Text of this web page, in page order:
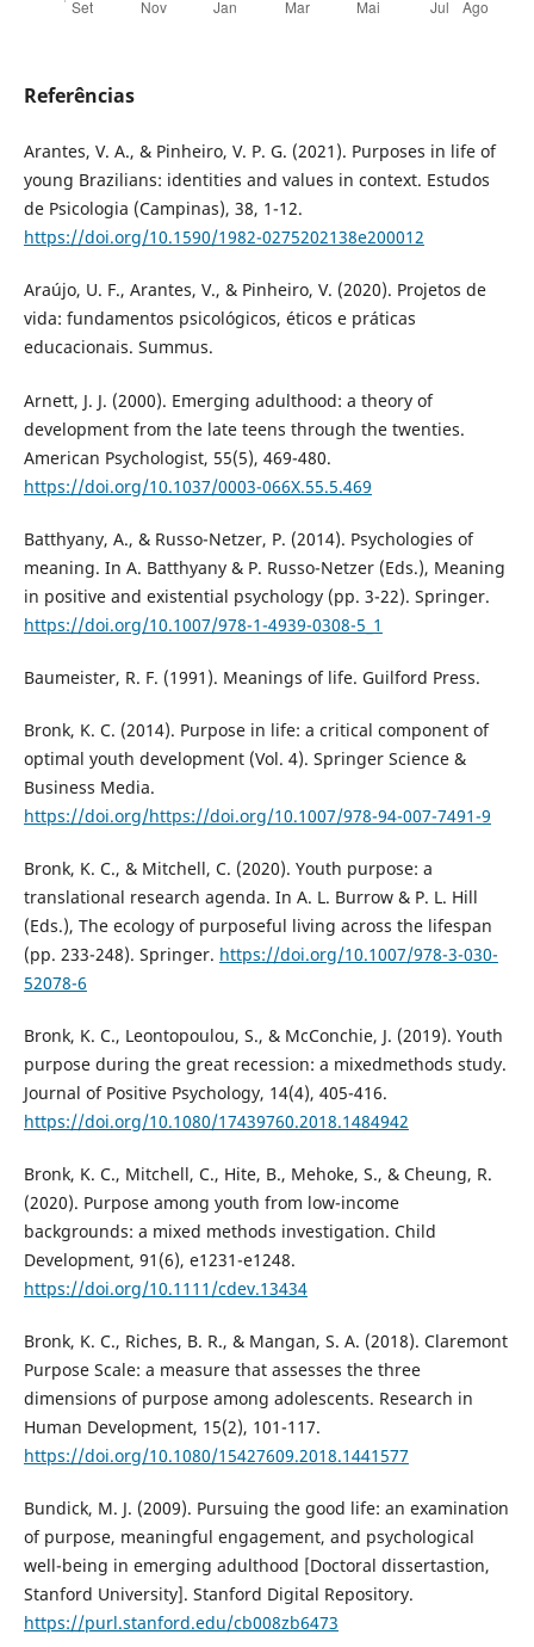
Referências
Arantes, V. A., & Pinheiro, V. P. G. (2021). Purposes in life of
young Brazilians: identities and values in context. Estudos
de Psicologia (Campinas), 38, 1-12.
https://doi.org/10.1590/1982-0275202138e200012
Araújo, U. F., Arantes, V., & Pinheiro, V. (2020). Projetos de
vida: fundamentos psicológicos, éticos e práticas
educacionais. Summus.
Arnett, J. J. (2000). Emerging adulthood: a theory of
development from the late teens through the twenties.
American Psychologist, 55(5), 469-480.
https://doi.org/10.1037/0003-066X.55.5.469
Batthyany, A., & Russo-Netzer, P. (2014). Psychologies of
meaning. In A. Batthyany & P. Russo-Netzer (Eds.), Meaning
in positive and existential psychology (pp. 3-22). Springer.
https://doi.org/10.1007/978-1-4939-0308-5_1
Baumeister, R. F. (1991). Meanings of life. Guilford Press.
Bronk, K. C. (2014). Purpose in life: a critical component of
optimal youth development (Vol. 4). Springer Science &
Business Media.
https://doi.org/https://doi.org/10.1007/978-94-007-7491-9
Bronk, K. C., & Mitchell, C. (2020). Youth purpose: a
translational research agenda. In A. L. Burrow & P. L. Hill
(Eds.), The ecology of purposeful living across the lifespan
(pp. 233-248). Springer. https://doi.org/10.1007/978-3-030-
52078-6
Bronk, K. C., Leontopoulou, S., & McConchie, J. (2019). Youth
purpose during the great recession: a mixedmethods study.
Journal of Positive Psychology, 14(4), 405-416.
https://doi.org/10.1080/17439760.2018.1484942
Bronk, K. C., Mitchell, C., Hite, B., Mehoke, S., & Cheung, R.
(2020). Purpose among youth from low-income
backgrounds: a mixed methods investigation. Child
Development, 91(6), e1231-e1248.
https://doi.org/10.1111/cdev.13434
Bronk, K. C., Riches, B. R., & Mangan, S. A. (2018). Claremont
Purpose Scale: a measure that assesses the three
dimensions of purpose among adolescents. Research in
Human Development, 15(2), 101-117.
https://doi.org/10.1080/15427609.2018.1441577
Bundick, M. J. (2009). Pursuing the good life: an examination
of purpose, meaningful engagement, and psychological
well-being in emerging adulthood [Doctoral dissertastion,
Stanford University]. Stanford Digital Repository.
https://purl.stanford.edu/cb008zb6473